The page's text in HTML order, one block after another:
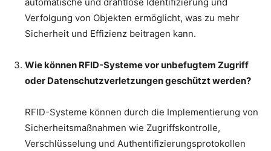
Verfolgung von Objekten ermöglicht, was zu mehr
Sicherheit und Effizienz beitragen kann.
Wie können RFID-Systeme vor unbefugtem Zugriff
oder Datenschutzverletzungen geschützt werden?
RFID-Systeme können durch die Implementierung von
Sicherheitsmaßnahmen wie Zugriffskontrolle,
Verschlüsselung und Authentifizierungsprotokollen